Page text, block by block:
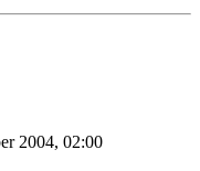
2004, 02:00